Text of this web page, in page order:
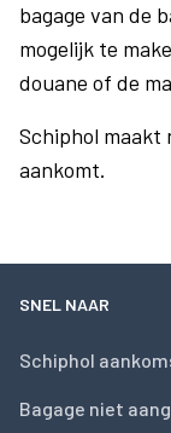
bagage van de
mogelijk te
douane of de
Schiphol maakt
aankomt.
SNEL NAAR
Schiphol
Bagage niet